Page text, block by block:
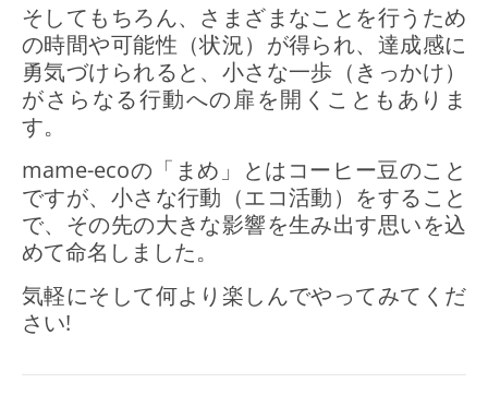
そしてもちろん、さまざまなことを行うため
の時間や可能性（状況）が得られ、達成感に
勇気づけられると、小さな一歩（きっかけ）
がさらなる行動への扉を開くこともありま
す。
mame-ecoの「まめ」とはコーヒー豆のこと
ですが、小さな行動（エコ活動）をすること
で、その先の大きな影響を生み出す思いを込
めて命名しました。
気軽にそして何より楽しんでやってみてくだ
さい!